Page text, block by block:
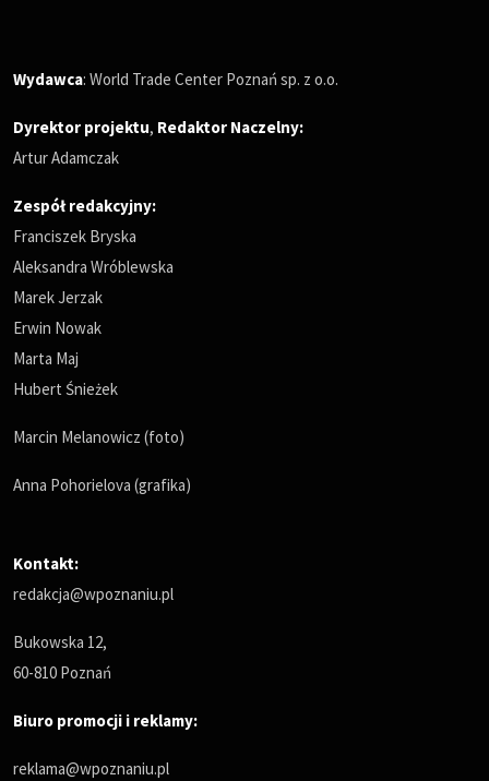
Wydawca: World Trade Center Poznań sp. z o.o.
Dyrektor projektu, Redaktor Naczelny:
Artur Adamczak
Zespół redakcyjny:
Franciszek Bryska
Aleksandra Wróblewska
Marek Jerzak
Erwin Nowak
Marta Maj
Hubert Śnieżek
Marcin Melanowicz (foto)
Anna Pohorielova (grafika)
Kontakt:
redakcja@wpoznaniu.pl
Bukowska 12,
60-810 Poznań
Biuro promocji i reklamy:
reklama@wpoznaniu.pl